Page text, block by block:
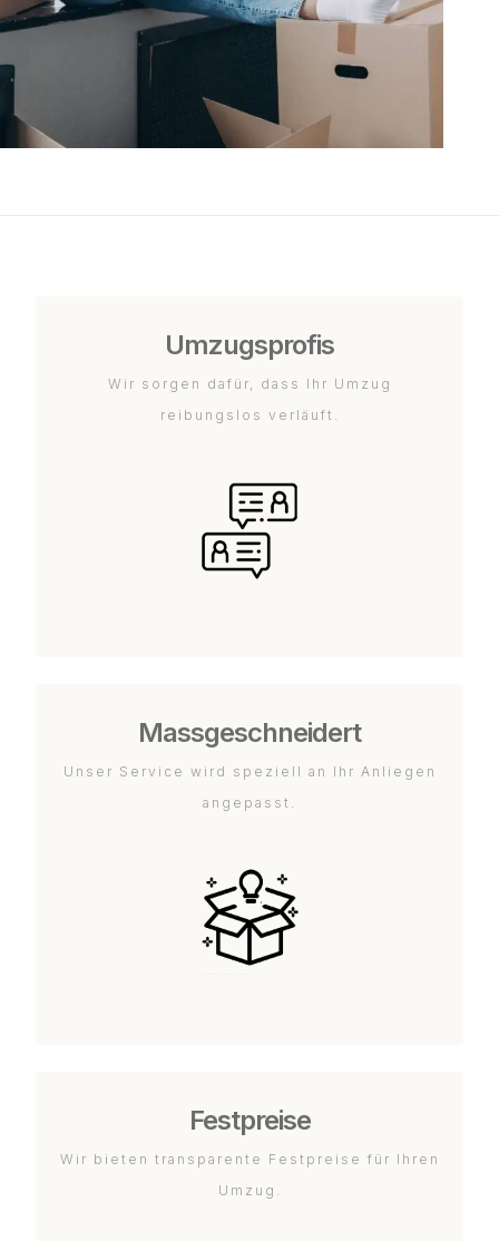
Umzugsprofis
Wir sorgen dafür, dass Ihr Umzug
reibungslos verläuft.
Massgeschneidert
Unser Service wird speziell an Ihr Anliegen
angepasst.
Festpreise
Wir bieten transparente Festpreise für Ihren
Umzug.